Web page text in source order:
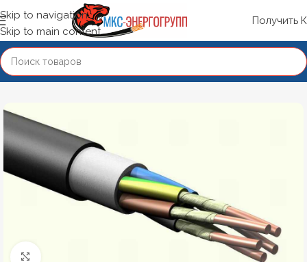
Skip to navigation
Skip to main content
Получить